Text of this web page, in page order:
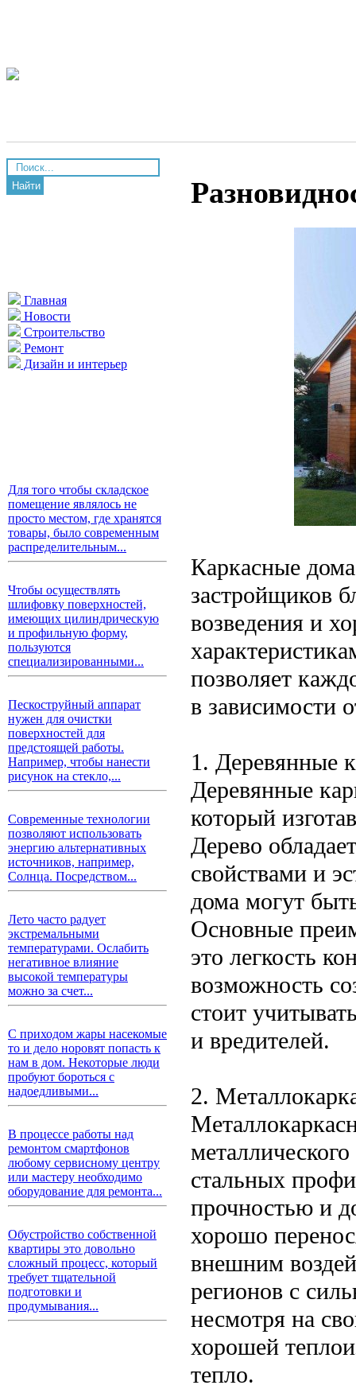
Найти
Главная
Новости
Строительство
Ремонт
Дизайн и интерьер
Для того чтобы складское
помещение являлось не
просто местом, где хранятся
товары, было современным
распределительным...
Чтобы осуществлять
шлифовку поверхностей,
имеющих цилиндрическую
и профильную форму,
пользуются
специализированными...
Пескоструйный аппарат
нужен для очистки
поверхностей для
предстоящей работы.
Например, чтобы нанести
рисунок на стекло,...
Современные технологии
позволяют использовать
энергию альтернативных
источников, например,
Солнца. Посредством...
Лето часто радует
экстремальными
температурами. Ослабить
негативное влияние
высокой температуры
можно за счет...
С приходом жары насекомые
то и дело норовят попасть к
нам в дом. Некоторые люди
пробуют бороться с
надоедливыми...
В процессе работы над
ремонтом смартфонов
любому сервисному центру
или мастеру необходимо
оборудование для ремонта...
Обустройство собственной
квартиры это довольно
сложный процесс, который
требует тщательной
подготовки и
продумывания...
Каркасные
застройщиков
возведения и
позволяет
в зависимости
1. Деревянные
Деревянные
который
Дерево
свойствами и
дома могут
Основные
это легкость
возможность
стоит
и вредителей.
2.
стальных
прочностью и
хорошо
внешним
регионов с
несмотря на
хорошей
тепло.